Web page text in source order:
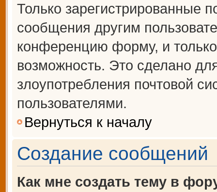
Только зарегистрированные
сообщения другим
конференцию форму, и
возможность. Это сделано
злоупотребления почтовой
пользователями.
Вернуться к началу
Создание сообщений
Как мне создать тему в